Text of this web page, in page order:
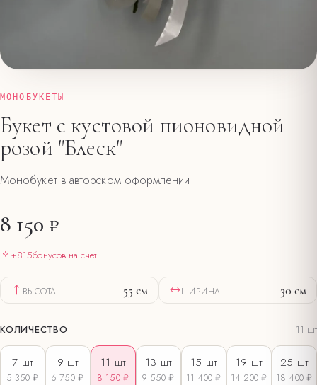
МОНОБУКЕТЫ
Букет с кустовой пионовидной
розой "Блеск"
Монобукет в авторском оформлении
8 150 ₽
+815бонусов на счёт
ВЫСОТА 55 см ШИРИНА 30 см
КОЛИЧЕСТВО 11 шт
7 шт
5 350 ₽
9 шт
6 750 ₽
11 шт
8 150 ₽
13 шт
9 550 ₽
15 шт
11 400 ₽
19 шт
14 200 ₽
25 шт
18 400 ₽